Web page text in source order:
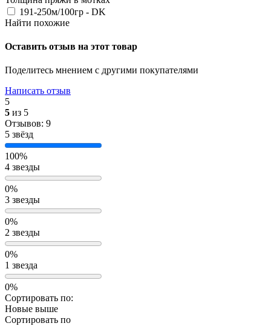
191-250м/100гр - DK
Найти похожие
Оставить отзыв на этот товар
Поделитесь мнением с другими покупателями
Написать отзыв
5
5 из 5
Отзывов: 9
5 звёзд
100%
4 звезды
0%
3 звезды
0%
2 звезды
0%
1 звезда
0%
Сортировать по:
Новые выше
Сортировать по